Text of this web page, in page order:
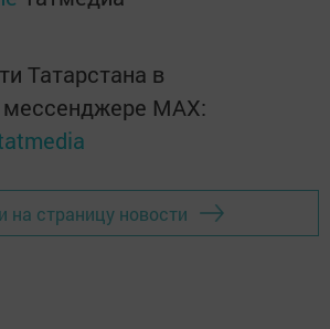
Татарстана в
MАХ:
на страницу новости